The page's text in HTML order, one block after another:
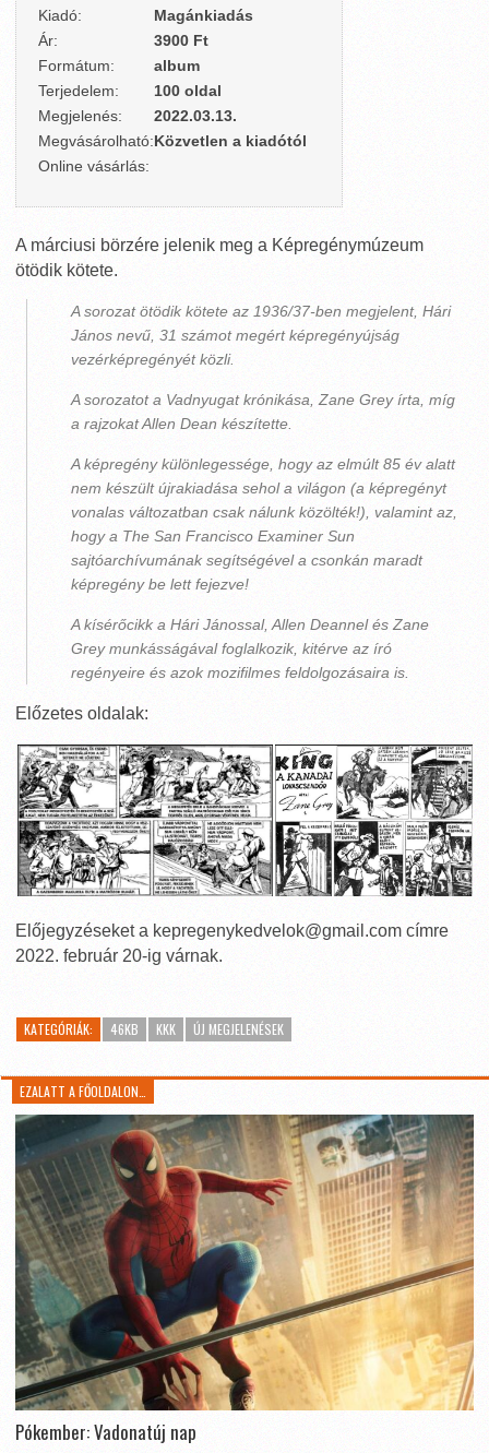
Kiadó:
Magánkiadás
Ár:
3900 Ft
Formátum:
album
Terjedelem:
100 oldal
Megjelenés:
2022.03.13.
Megvásárolható:Közvetlen a kiadótól
Online vásárlás:
A márciusi börzére jelenik meg a Képregénymúzeum
ötödik kötete.
A sorozat ötödik kötete az 1936/37-ben megjelent, Hári
János nevű, 31 számot megért képregényújság
vezérképregényét közli.
A sorozatot a Vadnyugat krónikása, Zane Grey írta, míg
a rajzokat Allen Dean készítette.
A képregény különlegessége, hogy az elmúlt 85 év alatt
nem készült újrakiadása sehol a világon (a képregényt
vonalas változatban csak nálunk közölték!), valamint az,
hogy a The San Francisco Examiner Sun
sajtóarchívumának segítségével a csonkán maradt
képregény be lett fejezve!
A kísérőcikk a Hári Jánossal, Allen Deannel és Zane
Grey munkásságával foglalkozik, kitérve az író
regényeire és azok mozifilmes feldolgozásaira is.
Előzetes oldalak:
Előjegyzéseket a kepregenykedvelok@gmail.com címre
2022. február 20-ig várnak.
KATEGÓRIÁK: 46KB KKK ÚJ MEGJELENÉSEK
EZALATT A FŐOLDALON…
Pókember: Vadonatúj nap